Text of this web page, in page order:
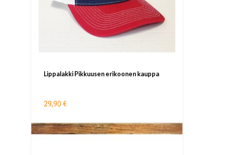
Lippalakki Pikkuusen erikoonen kauppa
29,90 €